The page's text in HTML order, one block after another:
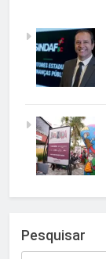
Pesquisar